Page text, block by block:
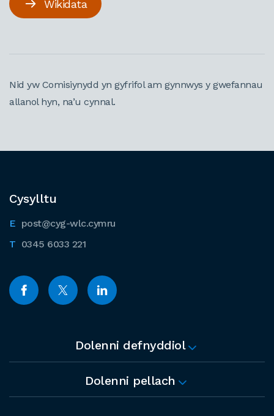
Wikidata
Nid yw Comisiynydd yn gyfrifol am gynnwys y gwefannau
allanol hyn, na’u cynnal.
Cysylltu
post@cyg-wlc.cymru
0345 6033 221
Dolenni defnyddiol
Dolenni pellach